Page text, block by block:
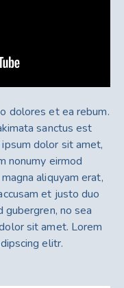
dolores et ea rebum.
sanctus est
dolor sit amet,
nonumy eirmod
aliquyam erat,
et justo duo
no sea
sit amet. Lorem
elitr.